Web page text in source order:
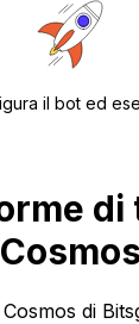
il bot ed
di
Cosmos
di